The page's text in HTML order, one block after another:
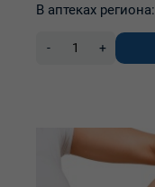
В аптеках региона:
- +